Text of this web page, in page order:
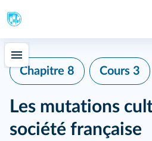
Chapitre 8 Cours 3
Les mutations
société française